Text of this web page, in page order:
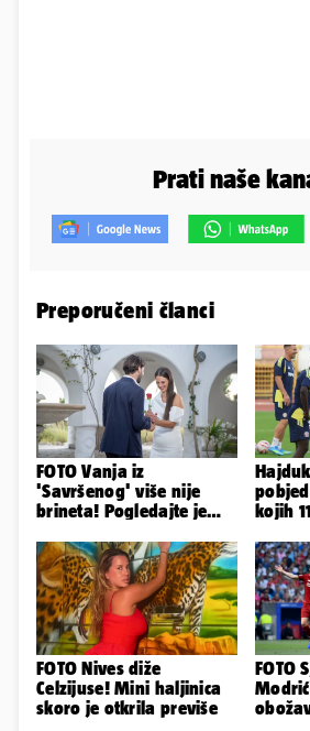
Prati naše
Preporučeni članci
FOTO Vanja iz
'Savršenog' više nije
brineta! Pogledajte je
kojih
FOTO Nives diže
Celzijuse! Mini haljinica
skoro je otkrila previše
FOTO